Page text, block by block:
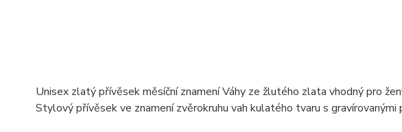
Unisex zlatý přívěsek měsíční znamení Váhy ze žlutého zlata vhodný pro
Stylový přívěsek ve znamení zvěrokruhu vah kulatého tvaru s